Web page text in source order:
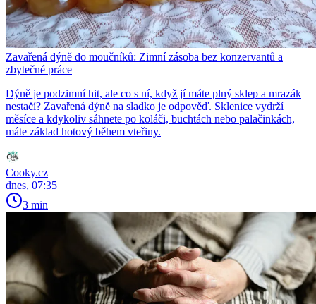
Zavařená dýně do moučníků: Zimní zásoba bez konzervantů a
zbytečné práce
Dýně je podzimní hit, ale co s ní, když jí máte plný sklep a mrazák
nestačí? Zavařená dýně na sladko je odpověď. Sklenice vydrží
měsíce a kdykoliv sáhnete po koláči, buchtách nebo palačinkách,
máte základ hotový během vteřiny.
Cooky.cz
dnes, 07:35
3 min